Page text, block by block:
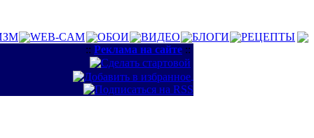
WEB-CAM ОБОИ ВИДЕО БЛОГИ
РЕЦЕПТЫ
:: Реклама на сайте ::